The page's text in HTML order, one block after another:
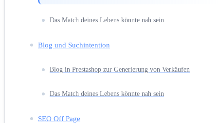
Das Match deines Lebens könnte nah sein
Blog und Suchintention
Blog in Prestashop zur Generierung von Verkäufen
Das Match deines Lebens könnte nah sein
SEO Off Page